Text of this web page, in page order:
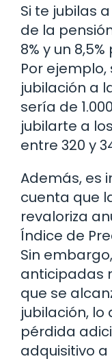
Si te jubilas
de la
8% y un
Por
jubilación a
sería de
jubilarte a
entre 320 y
Además, es
cuenta que
revaloriza
Índice de
Sin
anticipadas
que se
jubilación, lo
pérdida
adquisitivo